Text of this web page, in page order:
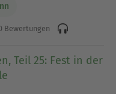
Bewertungen
Teil 25: Fest in der